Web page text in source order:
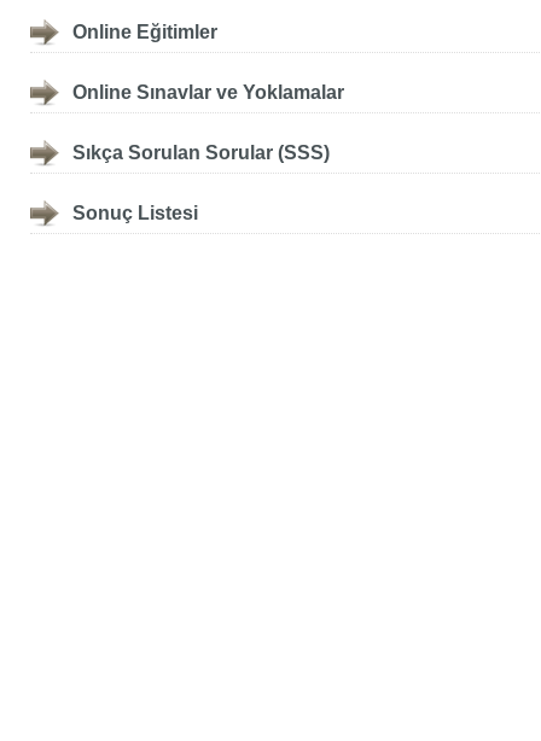
Online Eğitimler
Online Sınavlar ve Yoklamalar
Sıkça Sorulan Sorular (SSS)
Sonuç Listesi